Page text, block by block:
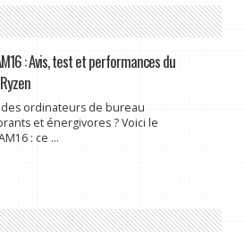
: Avis, test et performances du
des ordinateurs de bureau
et énergivores ? Voici le
: ce ...